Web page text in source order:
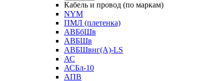
Кабель и провод (по маркам)
NYM
ПМЛ (плетенка)
АВБбШв
АВБШв
АВБШвнг(А)-LS
АС
АСБл-10
АПВ